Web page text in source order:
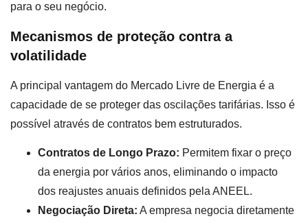
para o seu negócio.
Mecanismos de proteção contra a
volatilidade
A principal vantagem do Mercado Livre de Energia é a
capacidade de se proteger das oscilações tarifárias. Isso é
possível através de contratos bem estruturados.
Contratos de Longo Prazo: Permitem fixar o preço
da energia por vários anos, eliminando o impacto
dos reajustes anuais definidos pela ANEEL.
Negociação Direta: A empresa negocia diretamente